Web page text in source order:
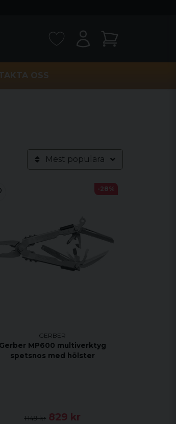
OSS
Mest populära
GERBER
Gerber MP600 multiverktyg
spetsnos med hölster
1 149 kr 829 kr
-28%